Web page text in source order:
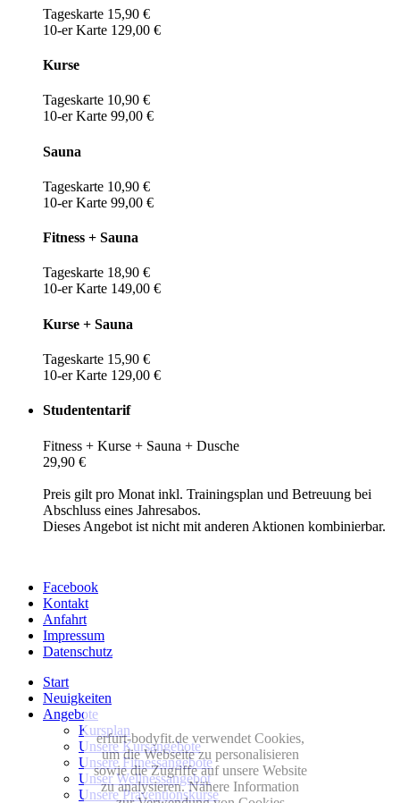
Tageskarte 15,90 €
10-er Karte 129,00 €
Kurse
Tageskarte 10,90 €
10-er Karte 99,00 €
Sauna
Tageskarte 10,90 €
10-er Karte 99,00 €
Fitness + Sauna
Tageskarte 18,90 €
10-er Karte 149,00 €
Kurse + Sauna
Tageskarte 15,90 €
10-er Karte 129,00 €
Studententarif
Fitness + Kurse + Sauna + Dusche
29,90 €
Preis gilt pro Monat inkl. Trainingsplan und Betreuung bei
Abschluss eines Jahresabos.
Dieses Angebot ist nicht mit anderen Aktionen kombinierbar.
Facebook
Kontakt
Anfahrt
Impressum
Datenschutz
Start
Neuigkeiten
Angebote
Kursplan
Unsere Kursangebote
Unsere Fitnessangebote
Unser Wellnessangebot
Unsere Präventionskurse
erfurt-bodyfit.de verwendet Cookies,
um die Webseite zu personalisieren
sowie die Zugriffe auf unsere Website
zu analysieren. Nähere Information